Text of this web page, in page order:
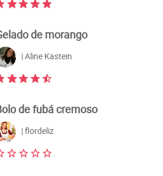
de morango
| Aline Kastein
de fubá cremoso
| flordeliz